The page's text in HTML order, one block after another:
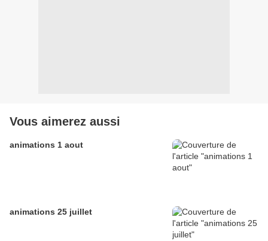
Vous aimerez aussi
animations 1 aout
animations 25 juillet